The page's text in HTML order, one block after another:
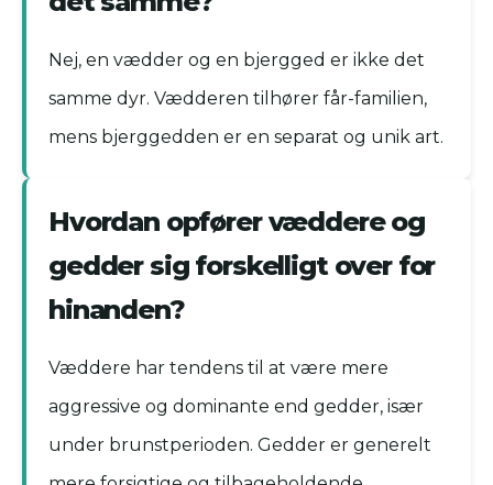
Nej, en vædder og en bjergged er ikke det
samme dyr. Vædderen tilhører får-familien,
mens bjerggedden er en separat og unik art.
Hvordan opfører væddere og
gedder sig forskelligt over for
hinanden?
Væddere har tendens til at være mere
aggressive og dominante end gedder, især
under brunstperioden. Gedder er generelt